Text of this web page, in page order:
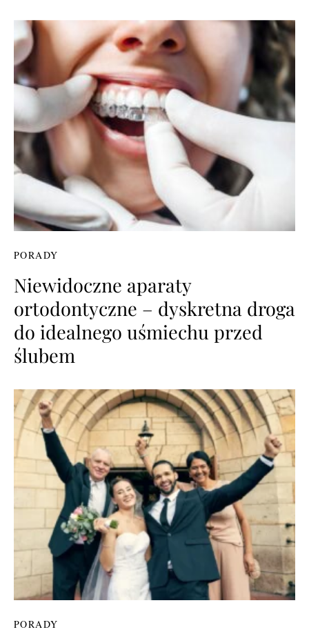
PORADY
Niewidoczne aparaty
ortodontyczne – dyskretna droga
do idealnego uśmiechu przed
ślubem
PORADY